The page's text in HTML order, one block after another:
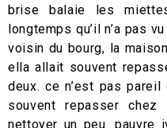
brise balaie les
longtemps qu’il n’a pas
voisin du bourg, la
ella allait souvent
deux. ce n’est pas
souvent repasser
nettoyer un peu. pauvre